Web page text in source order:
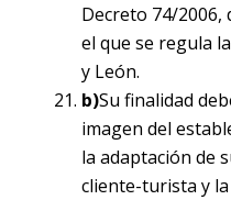
Decreto 74/2006,
el que se regula
y León.
b)Su finalidad
imagen del
la adaptación de
cliente-turista y